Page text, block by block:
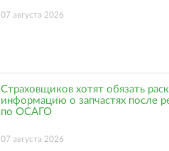
07 августа 2026
Страховщиков хотят обязать
информацию о запчастях после
по ОСАГО
07 августа 2026